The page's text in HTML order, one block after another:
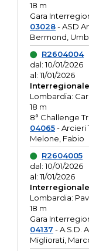
18 m
Gara
03028- ASD
Bermond,
R2604004
dal: 10/01/2026
al: 11/01/2026
Interregionale
Lombardia:
18 m
8° Challenge
04065- Arcieri
Melone, Fabio
R2604005
dal: 10/01/2026
al: 11/01/2026
Interregionale
Lombardia:
18 m
Gara
04137 - A.S.D.
Migliorati,